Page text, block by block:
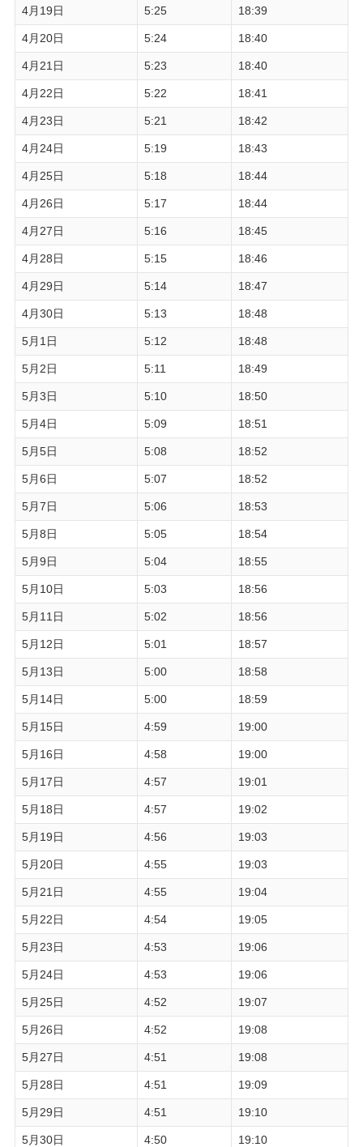
4月19日 5:25 18:39
4月20日 5:24 18:40
4月21日 5:23 18:40
4月22日 5:22 18:41
4月23日 5:21 18:42
4月24日 5:19 18:43
4月25日 5:18 18:44
4月26日 5:17 18:44
4月27日 5:16 18:45
4月28日 5:15 18:46
4月29日 5:14 18:47
4月30日 5:13 18:48
5月1日 5:12 18:48
5月2日 5:11 18:49
5月3日 5:10 18:50
5月4日 5:09 18:51
5月5日 5:08 18:52
5月6日 5:07 18:52
5月7日 5:06 18:53
5月8日 5:05 18:54
5月9日 5:04 18:55
5月10日 5:03 18:56
5月11日 5:02 18:56
5月12日 5:01 18:57
5月13日 5:00 18:58
5月14日 5:00 18:59
5月15日 4:59 19:00
5月16日 4:58 19:00
5月17日 4:57 19:01
5月18日 4:57 19:02
5月19日 4:56 19:03
5月20日 4:55 19:03
5月21日 4:55 19:04
5月22日 4:54 19:05
5月23日 4:53 19:06
5月24日 4:53 19:06
5月25日 4:52 19:07
5月26日 4:52 19:08
5月27日 4:51 19:08
5月28日 4:51 19:09
5月29日 4:51 19:10
5月30日 4:50 19:10